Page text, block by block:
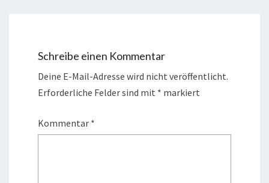
Schreibe einen Kommentar
Deine E-Mail-Adresse wird nicht veröffentlicht.
Erforderliche Felder sind mit * markiert
Kommentar *